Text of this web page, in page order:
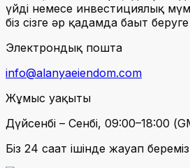
үйді немесе инвестициялық
біз сізге әр қадамда бағыт
Электрондық пошта
info@alanyaeiendom.com
Жұмыс уақыты
Дүйсенбі – Сенбі, 09:00–18:00
Біз 24 сағат ішінде жауап береміз